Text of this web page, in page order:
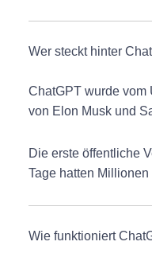
Wer steckt hinter
ChatGPT wurde
von Elon Musk und
Die erste öffentliche
Tage hatten
Wie funktioniert